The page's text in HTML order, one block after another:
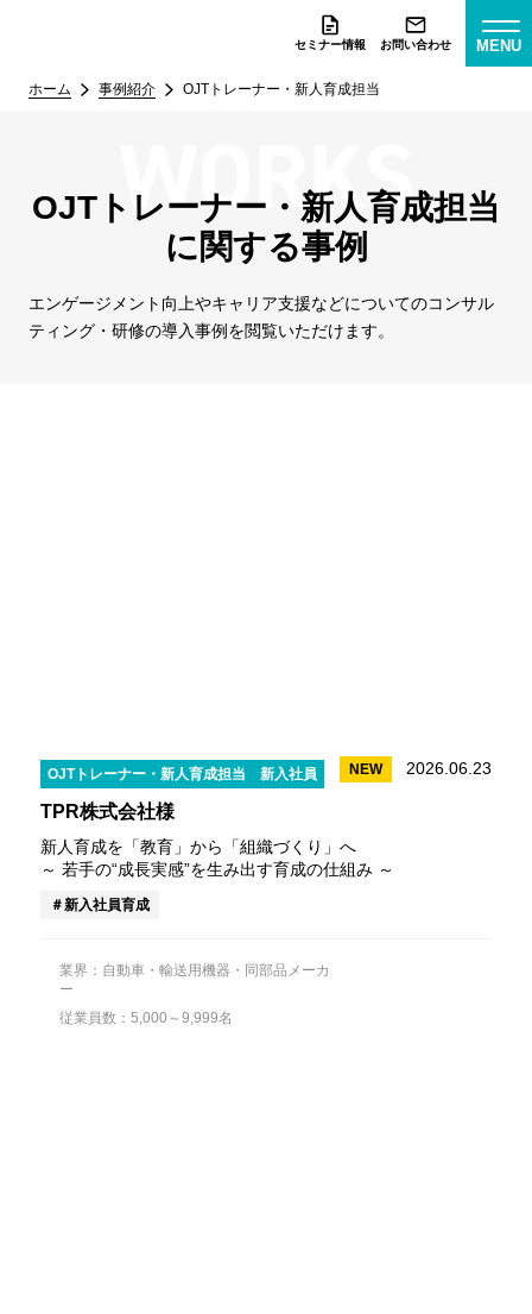
セミナー情報 お問い合わせ MENU
ホーム 事例紹介 OJTトレーナー・新人育成担当
OJTトレーナー・新人育成担当
に関する事例
エンゲージメント向上やキャリア支援などについてのコンサル
ティング・研修の導入事例を閲覧いただけます。
OJTトレーナー・新人育成担当 新入社員 NEW 2026.06.23
TPR株式会社様
新人育成を「教育」から「組織づくり」へ
～ 若手の“成長実感”を生み出す育成の仕組み ～
新入社員育成
業界：自動車・輸送用機器・同部品メーカ
ー
従業員数：5,000～9,999名